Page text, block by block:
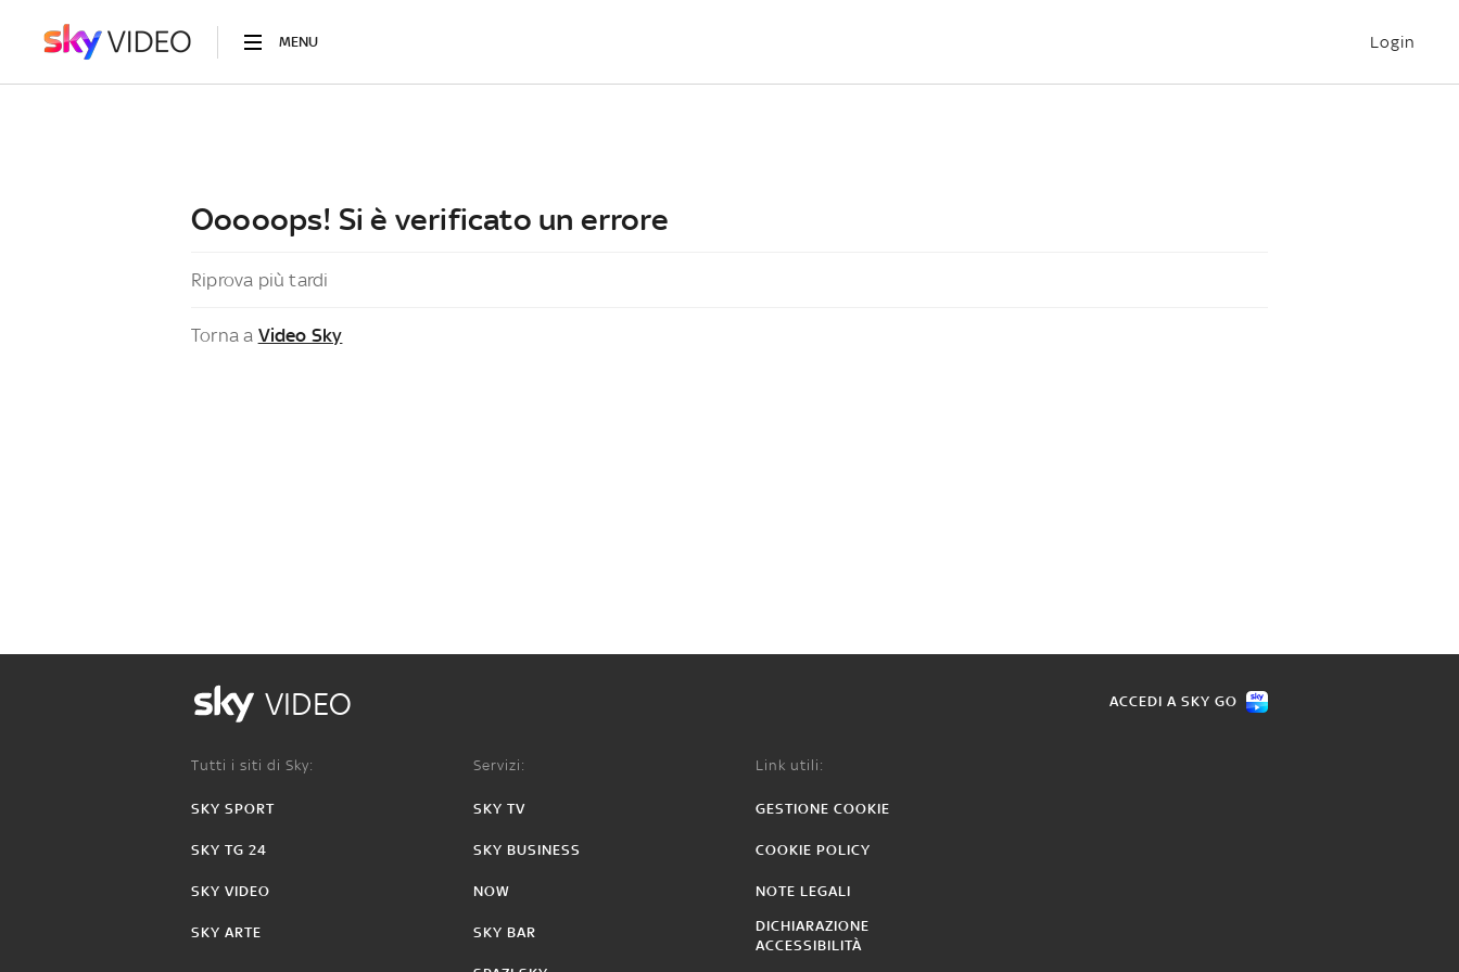
MENU Login
Ooooops! Si è verificato un errore
Riprova più tardi
Torna a Video Sky
VIDEO ACCEDI A SKY GO
Tutti i siti di Sky:
SKY SPORT
SKY TG 24
SKY VIDEO
SKY ARTE
Servizi:
SKY TV
SKY BUSINESS
NOW
SKY BAR
Link utili:
GESTIONE COOKIE
COOKIE POLICY
NOTE LEGALI
DICHIARAZIONE
ACCESSIBILITÀ